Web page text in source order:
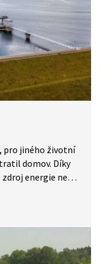
pro jiného životní
domov. Díky
energie nebo
nádrží
Svratce.